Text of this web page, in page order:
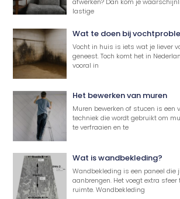
lastige
Wat te doen bij
Vocht in huis is iets wat je liever
geneest. Toch komt het in
vooral in
Het bewerken van muren
Muren bewerken of stucen is een
techniek die wordt gebruikt om
te verfraaien en te
Wat is wandbekleding?
Wandbekleding is een paneel die
aanbrengen. Het voegt extra sfeer
ruimte. Wandbekleding